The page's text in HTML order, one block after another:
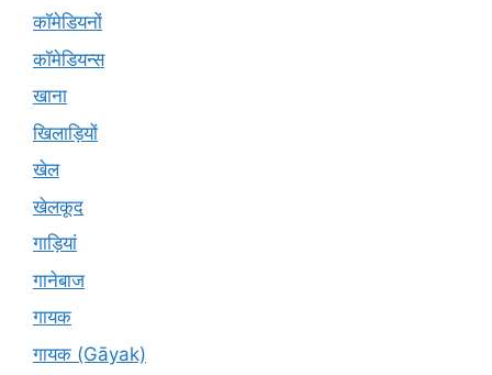
कॉमेडियनों
कॉमेडियन्स
खाना
खिलाड़ियों
खेल
खेलकूद
गाड़ियां
गानेबाज
गायक
गायक (Gāyak)